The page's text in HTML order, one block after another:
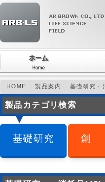
HOME 製品案内 基礎研究・
製品カテゴリ検索
基礎研究 創